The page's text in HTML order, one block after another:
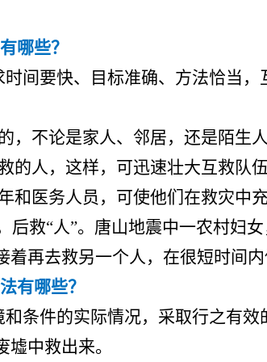
哪些？
间要快、目标准确、方法恰当
，不论是家人、邻居，还是陌生人
的人，这样，可迅速壮大互救队伍
和医务人员，可使他们在救灾中充
后救“人”。唐山地震中一农村妇
着再去救另一个人，在很短时间内
有哪些？
条件的实际情况，采取行之有
中救出来。